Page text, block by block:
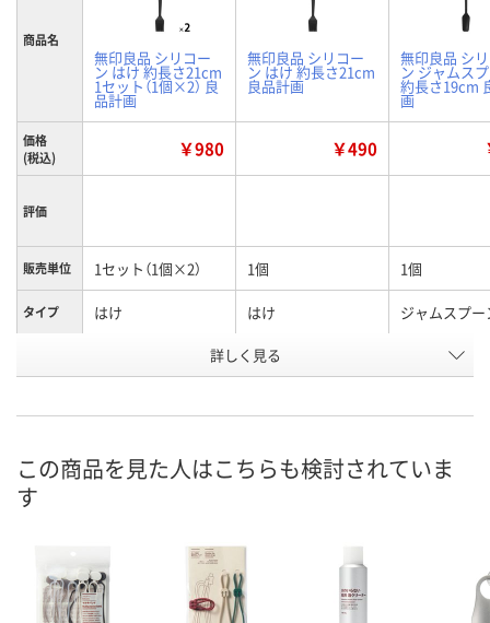
商品名
無印良品 シリコー
ン はけ 約長さ21cm
1セット（1個×2） 良
品計画
無印良品 シリコー
ン はけ 約長さ21cm
良品計画
無印良品 シ
ン ジャムス
約長さ19cm
画
価格
(税込)
￥980 ￥490
評価
販売単位 1セット（1個×2） 1個 1個
タイプ はけ はけ ジャムスプー
UA12480 UA12488
8月8日（土）
カゴへ カゴへ
詳しく見る
この商品を見た人はこちらも検討されていま
す